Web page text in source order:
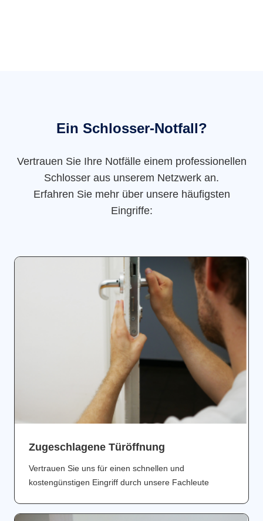
Ein Schlosser-Notfall?
Vertrauen Sie Ihre Notfälle einem professionellen
Schlosser aus unserem Netzwerk an.
Erfahren Sie mehr über unsere häufigsten
Eingriffe:
Zugeschlagene Türöffnung
Vertrauen Sie uns für einen schnellen und
kostengünstigen Eingriff durch unsere Fachleute